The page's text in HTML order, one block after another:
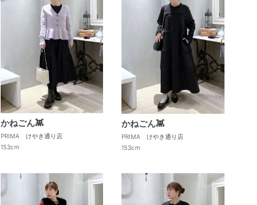
かねごん👾
PRIMA けやき通り店
153cm
かねごん👾
PRIMA けやき通り店
153cm